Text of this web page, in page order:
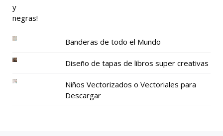
Banderas de todo el Mundo
Diseño de tapas de libros super creativas
Niños Vectorizados o Vectoriales para
Descargar